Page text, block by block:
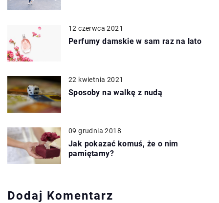
12 czerwca 2021
Perfumy damskie w sam raz na lato
22 kwietnia 2021
Sposoby na walkę z nudą
09 grudnia 2018
Jak pokazać komuś, że o nim
pamiętamy?
Dodaj Komentarz